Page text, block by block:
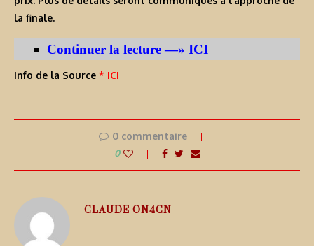
la finale.
Continuer la lecture —» ICI
Info de la Source * ICI
0 commentaire
0
CLAUDE ON4CN